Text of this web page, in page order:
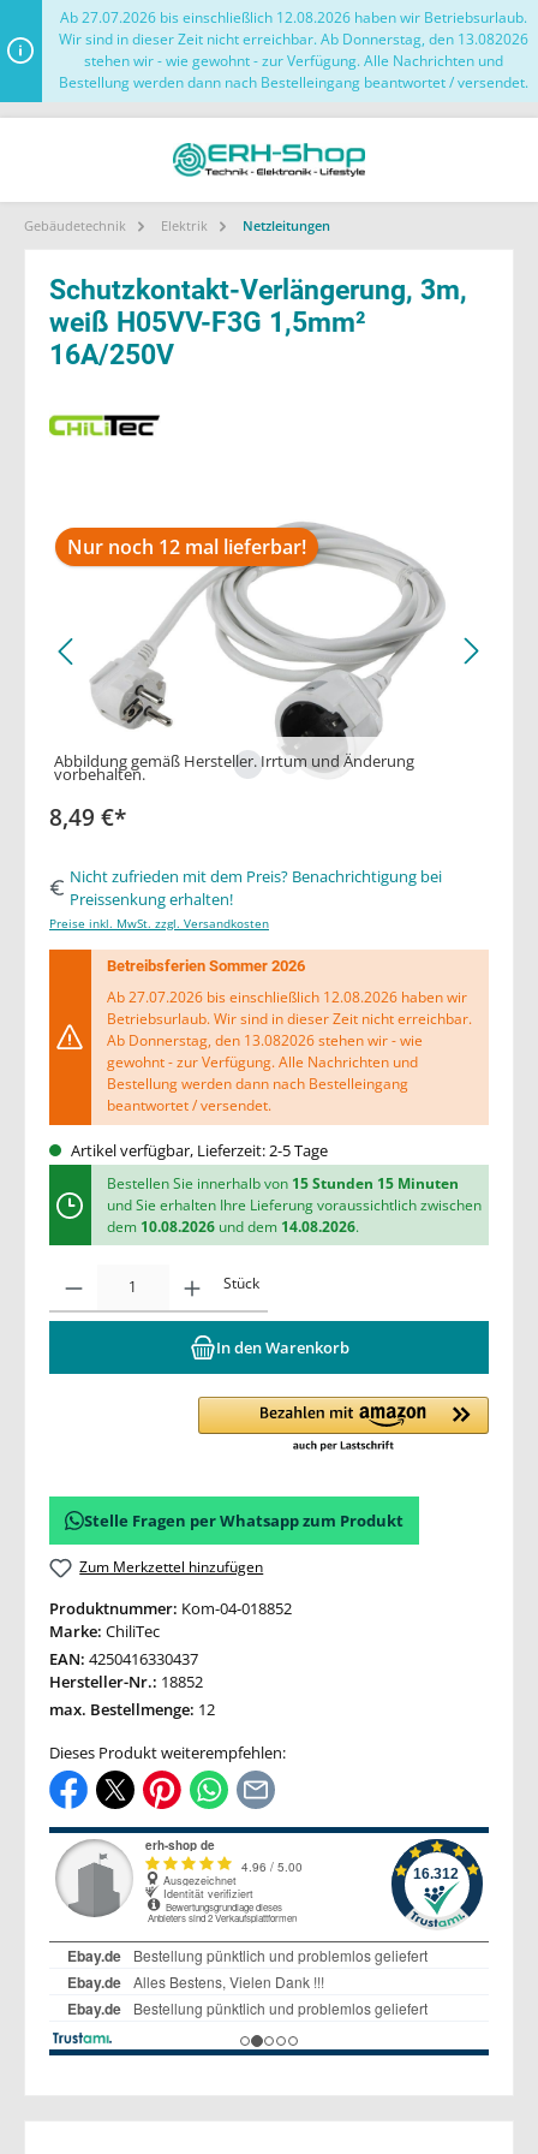
Ab 27.07.2026 bis einschließlich 12.08.2026 haben wir Betriebsurlaub.
Wir sind in dieser Zeit nicht erreichbar. Ab Donnerstag, den 13.082026
stehen wir - wie gewohnt - zur Verfügung. Alle Nachrichten und
Bestellung werden dann nach Bestelleingang beantwortet / versendet.
Gebäudetechnik Elektrik Netzleitungen
Schutzkontakt-Verlängerung, 3m,
weiß H05VV-F3G 1,5mm²
16A/250V
Nur noch 12 mal lieferbar!
Abbildung gemäß Hersteller. Irrtum und Änderung
vorbehalten.
8,49 €*
Nicht zufrieden mit dem Preis? Benachrichtigung bei
Preissenkung erhalten!
Preise inkl. MwSt. zzgl. Versandkosten
Betreibsferien Sommer 2026
Ab 27.07.2026 bis einschließlich 12.08.2026 haben wir
Betriebsurlaub. Wir sind in dieser Zeit nicht erreichbar.
Ab Donnerstag, den 13.082026 stehen wir - wie
gewohnt - zur Verfügung. Alle Nachrichten und
Bestellung werden dann nach Bestelleingang
beantwortet / versendet.
Artikel verfügbar, Lieferzeit: 2-5 Tage
Bestellen Sie innerhalb von 15 Stunden 15 Minuten
und Sie erhalten Ihre Lieferung voraussichtlich zwischen
dem 10.08.2026und dem 14.08.2026.
Stück
In den Warenkorb
Stelle Fragen per Whatsapp zum Produkt
Zum Merkzettel hinzufügen
Produktnummer: Kom-04-018852
Marke: ChiliTec
EAN: 4250416330437
Hersteller-Nr.: 18852
max. Bestellmenge: 12
Dieses Produkt weiterempfehlen: